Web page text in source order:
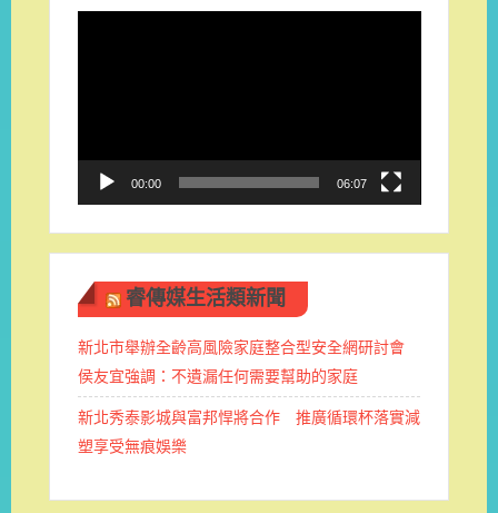
00:00 06:07
睿傳媒生活類新聞
新北市舉辦全齡高風險家庭整合型安全網研討會
侯友宜強調：不遺漏任何需要幫助的家庭
新北秀泰影城與富邦悍將合作 推廣循環杯落實減
塑享受無痕娛樂